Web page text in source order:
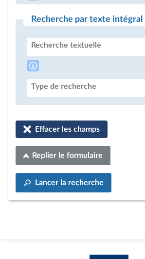
Recherche par texte intégral
Recherche textuelle
Type de recherche
Effacer les champs
Replier le formulaire
Lancer la recherche